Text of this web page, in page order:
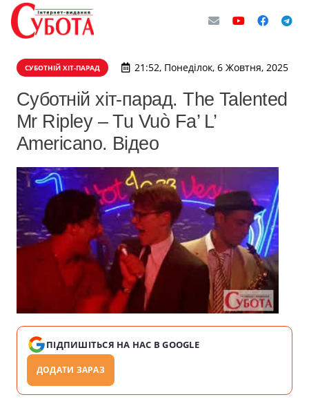
СУБОТНІЙ ХІТ-ПАРАД 21:52, Понеділок, 6 Жовтня, 2025
Суботній хіт-парад. The Talented
Mr Ripley – Tu Vuò Fa’ L’
Americano. Відео
ПІДПИШІТЬСЯ НА НАС В GOOGLE
ДОДАТИ ЗАРАЗ